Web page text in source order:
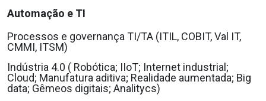
Automação e TI
Processos e governança TI/TA (ITIL, COBIT, Val IT,
CMMI, ITSM)
Indústria 4.0 ( Robótica; IIoT; Internet industrial;
Cloud; Manufatura aditiva; Realidade aumentada; Big
data; Gêmeos digitais; Analitycs)